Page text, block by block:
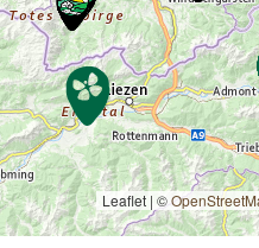
Leaflet | ©